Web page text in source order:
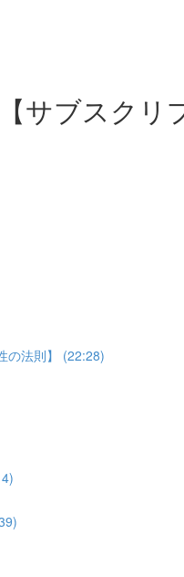
サブスクリ
の法則】 (22:28)